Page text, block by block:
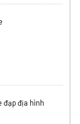
đạp địa hình